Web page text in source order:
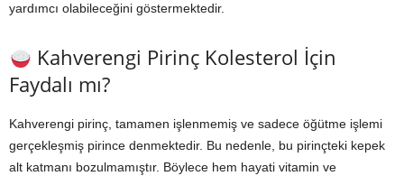
yardımcı olabileceğini göstermektedir.
Kahverengi Pirinç Kolesterol İçin
Faydalı mı?
Kahverengi pirinç, tamamen işlenmemiş ve sadece öğütme işlemi
gerçekleşmiş pirince denmektedir. Bu nedenle, bu pirinçteki kepek
alt katmanı bozulmamıştır. Böylece hem hayati vitamin ve